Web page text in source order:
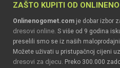
ZAŠTO KUPITI OD
Onlinenogomet.com je dobar izbor
dresovi online. S više od 9 godina
preselili smo se iz naših
Možete uživati u pristupačnoj cijeni
dresovi za djecu. Preko 300.000